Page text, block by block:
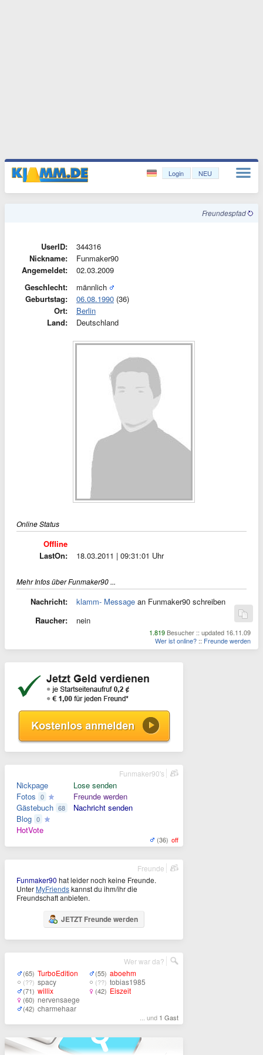
Login NEU
Freundespfad
UserID:
344316
Nickname:
Funmaker90
Angemeldet:
02.03.2009
Geschlecht:
männlich
Geburtstag:
06.08.1990 (36)
Ort:
Berlin
Land:
Deutschland
Online Status
Offline
LastOn:
18.03.2011 | 09:31:01 Uhr
Mehr Infos über Funmaker90 ...
Nachricht: klamm- Message an Funmaker90 schreiben
Raucher:
nein
1.819 Besucher :: updated 16.11.09
Wer ist online? :: Freunde werden
Nickpage
Fotos 0
Gästebuch 68
Blog 0
HotVote
Lose senden
Freunde werden
Nachricht senden
(36) off
Funmaker90's
Funmaker90 hat leider noch keine Freunde.
Unter MyFriendskannst du ihm/ihr die
Freundschaft anbieten.
JETZT Freunde werden
Freunde
(65) TurboEdition
(??) spacy
(71) willix
(60) nervensaege
(42) charmehaar
(55) aboehm
(??) tobias1985
(42) Eiszeit
... und 1 Gast
Wer war da?